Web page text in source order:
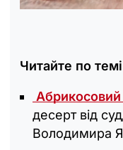
Читайте по темі
Абрикосовий
десерт від
Володимира